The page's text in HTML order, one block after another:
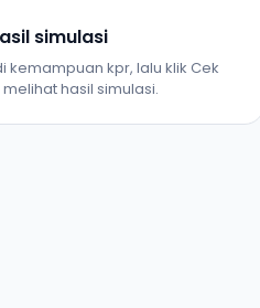
simulasi
kemampuan kpr, lalu klik Cek
hasil simulasi.